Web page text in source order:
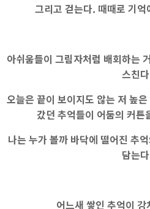
그리고 걷는다. 때때로 기
아쉬움들이 그림자처럼 배회하는
스친
오늘은 끝이 보이지도 않는 저 높
갔던 추억들이 어둠의 커튼
나는 누가 볼까 바닥에 떨어진 추
담는
어느새 쌓인 추억이